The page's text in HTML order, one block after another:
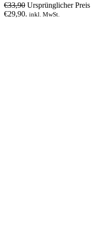
€33,90 Ursprünglicher
€29,90. inkl. MwSt.